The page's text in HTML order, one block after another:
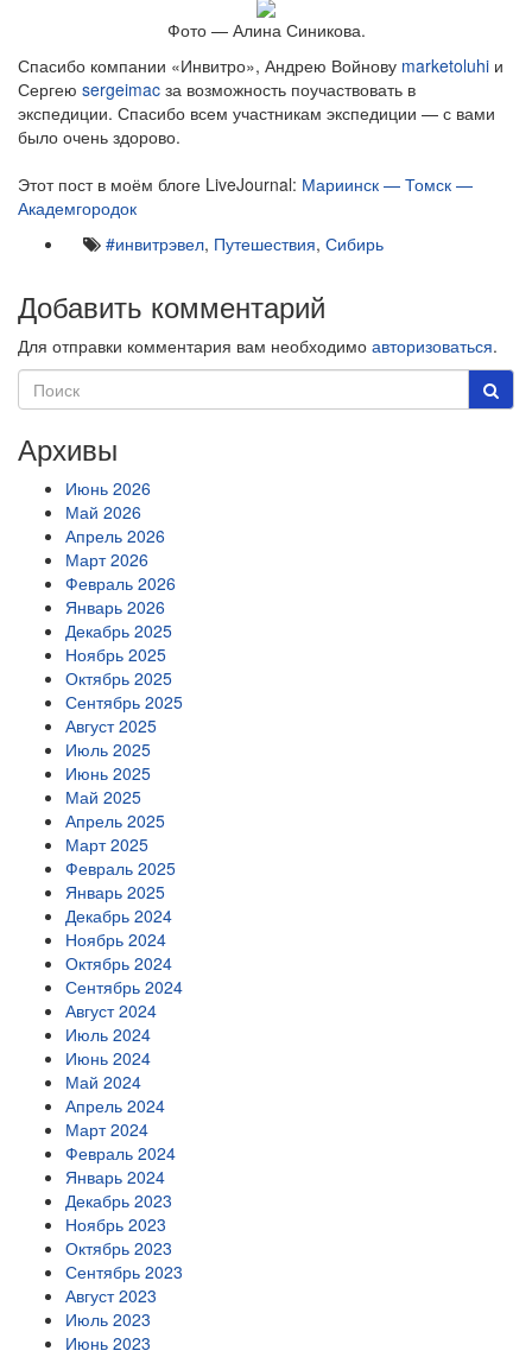
Фото — Алина Синикова.
Спасибо компании «Инвитро», Андрею Войнову marketoluhi и
Сергею sergeimac за возможность поучаствовать в
экспедиции. Спасибо всем участникам экспедиции — с вами
было очень здорово.
Этот пост в моём блоге LiveJournal: Мариинск — Томск —
Академгородок
#инвитрэвел, Путешествия, Сибирь
Добавить комментарий
Для отправки комментария вам необходимо авторизоваться.
Архивы
Июнь 2026
Май 2026
Апрель 2026
Март 2026
Февраль 2026
Январь 2026
Декабрь 2025
Ноябрь 2025
Октябрь 2025
Сентябрь 2025
Август 2025
Июль 2025
Июнь 2025
Май 2025
Апрель 2025
Март 2025
Февраль 2025
Январь 2025
Декабрь 2024
Ноябрь 2024
Октябрь 2024
Сентябрь 2024
Август 2024
Июль 2024
Июнь 2024
Май 2024
Апрель 2024
Март 2024
Февраль 2024
Январь 2024
Декабрь 2023
Ноябрь 2023
Октябрь 2023
Сентябрь 2023
Август 2023
Июль 2023
Июнь 2023